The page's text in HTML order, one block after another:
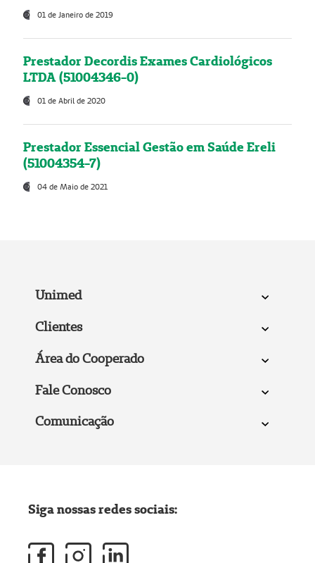
01 de Janeiro de 2019
Prestador Decordis Exames Cardiológicos
LTDA (51004346-0)
01 de Abril de 2020
Prestador Essencial Gestão em Saúde Ereli
(51004354-7)
04 de Maio de 2021
Unimed
Clientes
Área do Cooperado
Fale Conosco
Comunicação
Siga nossas redes sociais: